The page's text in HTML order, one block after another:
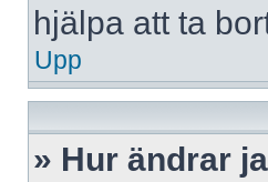
hjälpa att ta
Upp
» Hur ändrar